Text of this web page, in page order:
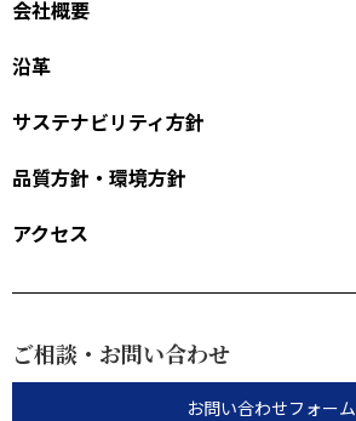
会社概要
沿革
サステナビリティ方針
品質方針・環境方針
アクセス
ご相談・お問い合わせ
お問い合わせフォーム